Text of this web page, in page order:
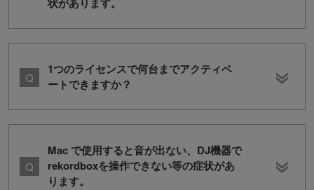
1つのライセンスで何台までアクティベ
ートできますか？
Mac で使用すると音が出ない、DJ機器で
rekordboxを操作できない等の症状があ
ります。